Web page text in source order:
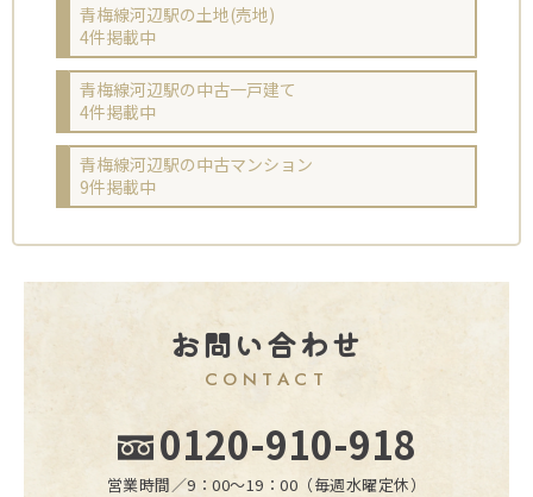
青梅線河辺駅の土地(売地)
4件掲載中
青梅線河辺駅の中古一戸建て
4件掲載中
青梅線河辺駅の中古マンション
9件掲載中
お問い合わせ
CONTACT
0120-910-918
営業時間／9：00〜19：00（毎週水曜定休）